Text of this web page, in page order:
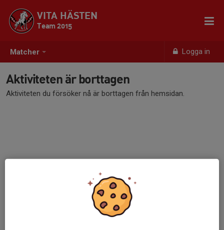
Matcher Logga in
VITA HÄSTEN
Team 2015
Aktiviteten är borttagen
Aktiviteten du försöker nå är borttagen från hemsidan.